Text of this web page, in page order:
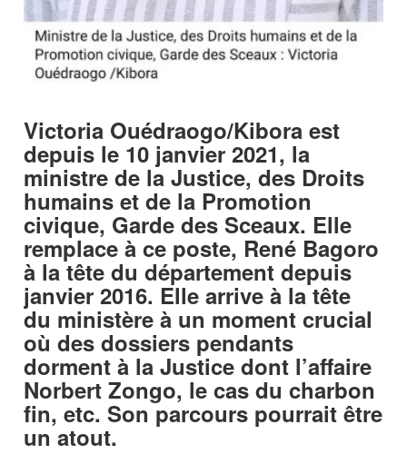
Victoria Ouédraogo/Kibora est
depuis le 10 janvier 2021, la
ministre de la Justice, des Droits
humains et de la Promotion
civique, Garde des Sceaux. Elle
remplace à ce poste, René Bagoro
à la tête du département depuis
janvier 2016. Elle arrive à la tête
du ministère à un moment crucial
où des dossiers pendants
dorment à la Justice dont l’affaire
Norbert Zongo, le cas du charbon
fin, etc. Son parcours pourrait être
un atout.